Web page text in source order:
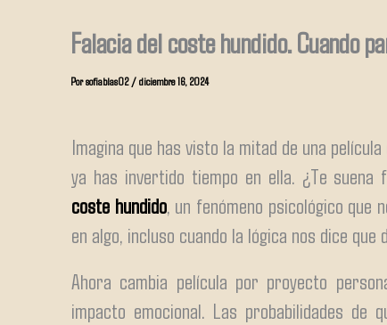
Falacia del coste hundido. Cuando
Porsofiablas02/diciembre 16, 2024
Imagina que has visto la mitad de una
ya has invertido tiempo en ella. ¿Te
coste hundido, un fenómeno psicológico que
en algo, incluso cuando la lógica nos dice
Ahora cambia película por proyecto
impacto emocional. Las probabilidades